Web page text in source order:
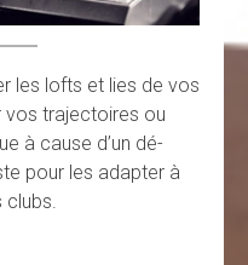
les lofts et lies de vos
vos trajectoires ou
à cause d’un dé-
pour les adapter à